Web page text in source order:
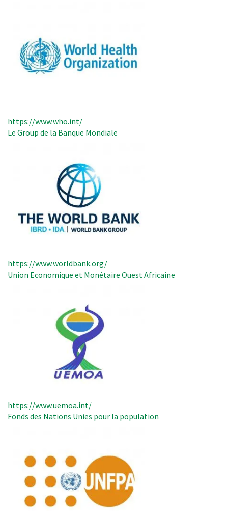
https://www.who.int/
Le Group de la Banque Mondiale
https://www.worldbank.org/
Union Economique et Monétaire Ouest Africaine
https://www.uemoa.int/
Fonds des Nations Unies pour la population